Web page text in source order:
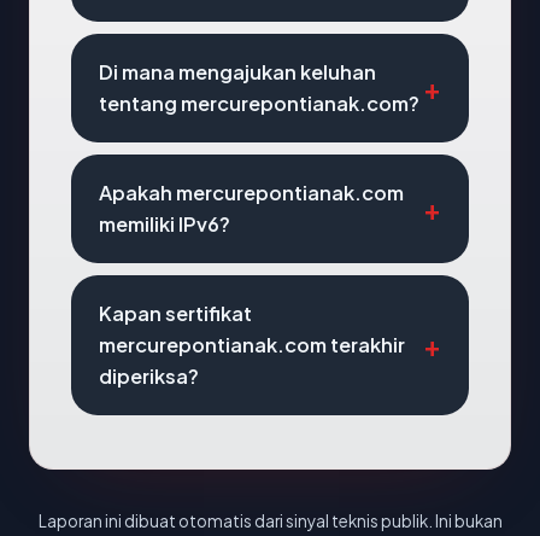
Di mana mengajukan keluhan
tentang mercurepontianak.com?
Apakah mercurepontianak.com
memiliki IPv6?
Kapan sertifikat
mercurepontianak.com terakhir
diperiksa?
Laporan ini dibuat otomatis dari sinyal teknis publik. Ini bukan